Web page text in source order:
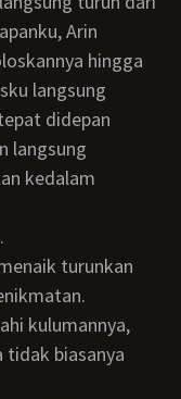
Arin
hingga
langsung
didepan
langsung
kedalam
biasanya